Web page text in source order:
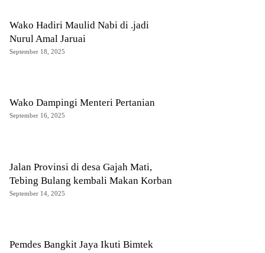
Wako Hadiri Maulid Nabi di .jadi
Nurul Amal Jaruai
September 18, 2025
Wako Dampingi Menteri Pertanian
September 16, 2025
Jalan Provinsi di desa Gajah Mati,
Tebing Bulang kembali Makan Korban
September 14, 2025
Pemdes Bangkit Jaya Ikuti Bimtek